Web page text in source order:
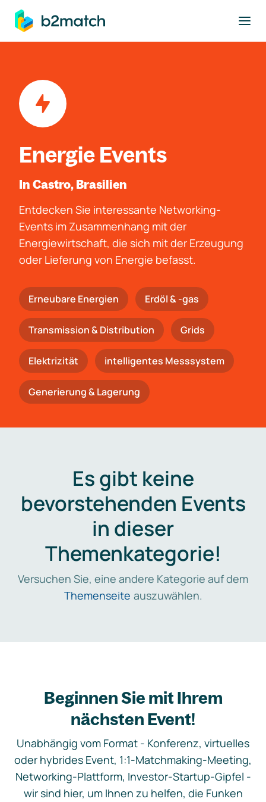
springen
Energie Events
In Castro, Brasilien
Entdecken Sie interessante Networking-
Events im Zusammenhang mit der
Energiewirtschaft, die sich mit der Erzeugung
oder Lieferung von Energie befasst.
Erneubare Energien Erdöl & -gas
Trans­mis­si­on & Distribution Grids
Elektrizität intelligentes Messsystem
Generierung & Lagerung
Es gibt keine
bevorstehenden Events
in dieser
Themenkategorie!
Versuchen Sie, eine andere Kategorie auf dem
Themenseite auszuwählen.
Beginnen Sie mit Ihrem
nächsten Event!
Unabhängig vom Format - Konferenz, virtuelles
oder hybrides Event, 1:1-Matchmaking-Meeting,
Networking-Plattform, Investor-Startup-Gipfel -
wir sind hier, um Ihnen zu helfen, die Funken